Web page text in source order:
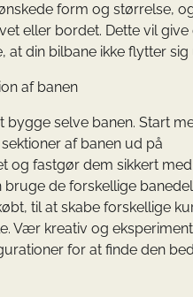
form og størrelse,
eller bordet. Dette vil
at din bilbane ikke flytter sig
af banen
bygge selve banen. Start
af banen ud på
og fastgør dem sikkert
bruge de forskellige
til at skabe forskellige
Vær kreativ og
for at finde den